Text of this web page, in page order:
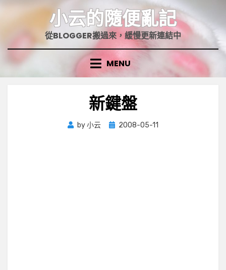
小云的隨便亂記
從BLOGGER搬過來，緩慢更新連結中
MENU
新鍵盤
by小云
Posted
2008-05-11